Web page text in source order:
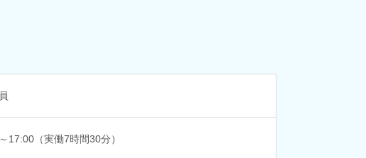
17:00（実働7時間30分）